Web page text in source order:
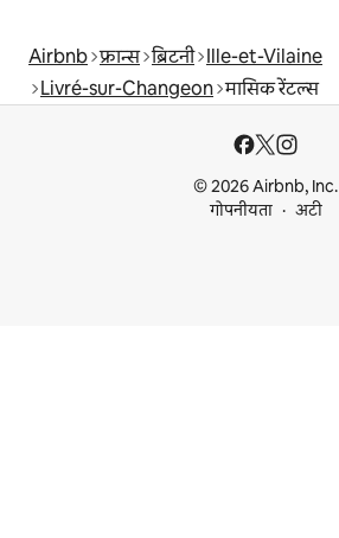
Airbnb फ्रान्स ब्रिटनी Ille-et-Vilaine
Livré-sur-Changeon मासिक रेंटल्स
© 2026 Airbnb, Inc.
गोपनीयता
अटी